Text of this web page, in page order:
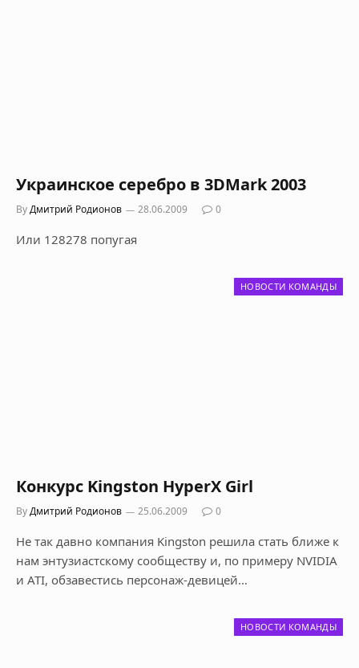
Украинское серебро в 3DMark 2003
ByДмитрий Родионов 28.06.2009 0
Или 128278 попугая
НОВОСТИ КОМАНДЫ
Конкурс Kingston HyperX Girl
ByДмитрий Родионов 25.06.2009 0
Не так давно компания Kingston решила стать ближе к
нам энтузиастскому сообществу и, по примеру NVIDIA
и ATI, обзавестись персонаж-девицей…
НОВОСТИ КОМАНДЫ